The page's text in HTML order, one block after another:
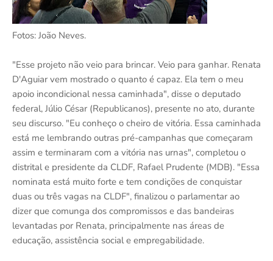
Fotos: João Neves.
"Esse projeto não veio para brincar. Veio para ganhar. Renata
D'Aguiar vem mostrado o quanto é capaz. Ela tem o meu
apoio incondicional nessa caminhada", disse o deputado
federal, Júlio César (Republicanos), presente no ato, durante
seu discurso. "Eu conheço o cheiro de vitória. Essa caminhada
está me lembrando outras pré-campanhas que começaram
assim e terminaram com a vitória nas urnas", completou o
distrital e presidente da CLDF, Rafael Prudente (MDB). "Essa
nominata está muito forte e tem condições de conquistar
duas ou três vagas na CLDF", finalizou o parlamentar ao
dizer que comunga dos compromissos e das bandeiras
levantadas por Renata, principalmente nas áreas de
educação, assistência social e empregabilidade.